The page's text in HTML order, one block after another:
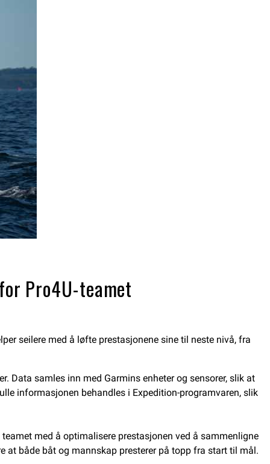
Pro4U-teamet
seilere med å løfte prestasjonene sine til neste nivå, fra
Data samles inn med Garmins enheter og sensorer, slik at
informasjonen behandles i Expedition-programvaren, slik
med å optimalisere prestasjonen ved å sammenligne
at både båt og mannskap presterer på topp fra start til mål.